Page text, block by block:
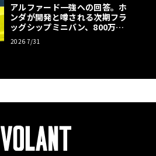
アルファード一強への回答。ホ
ンダが開発と噂される次期フラ
ッグシップミニバン、800万円
超の勝算【予想CG】
2026 7/31